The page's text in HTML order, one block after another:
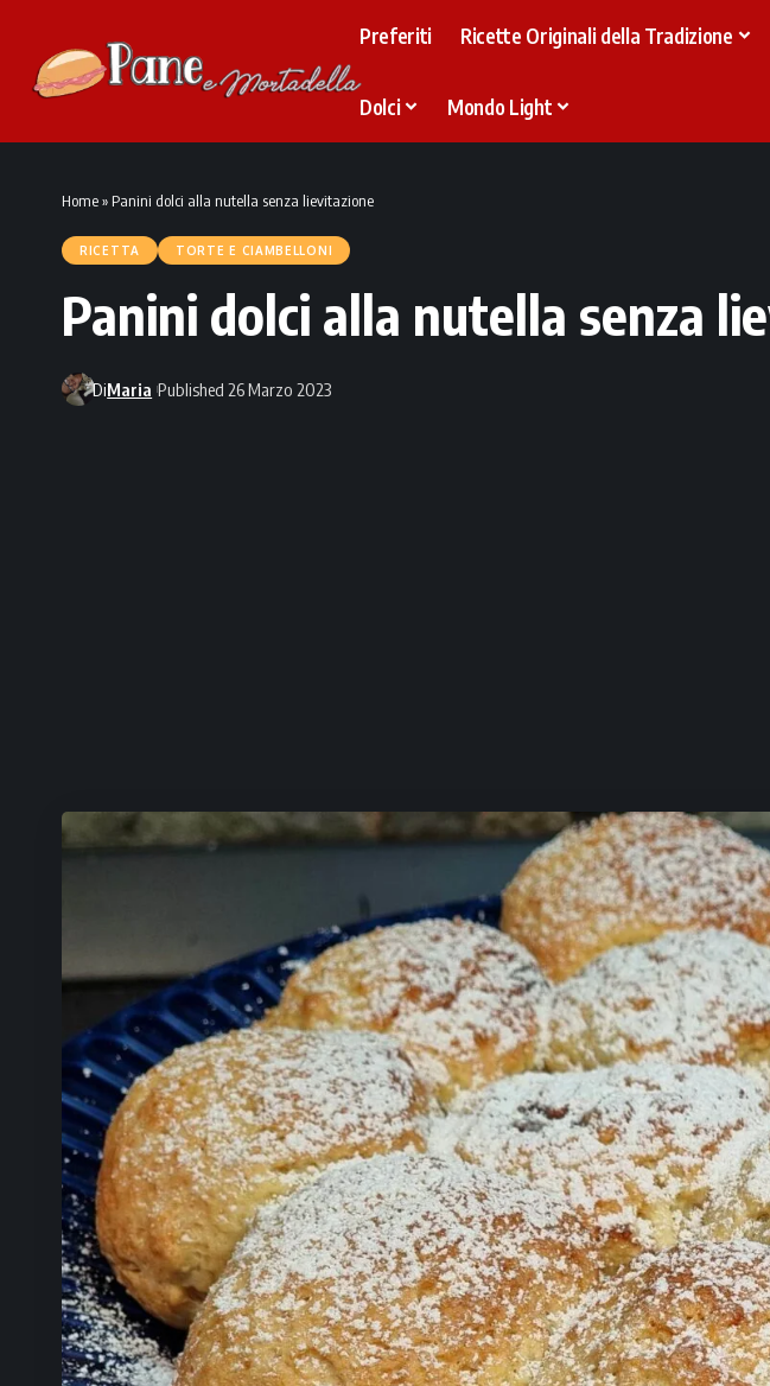
Preferiti Ricette Originali della Tradizione
Dolci Mondo Light
Home» Panini dolci alla nutella senza lievitazione
RICETTA TORTE E CIAMBELLONI
Panini dolci alla nutella senza
DiMaria Published 26 Marzo 2023